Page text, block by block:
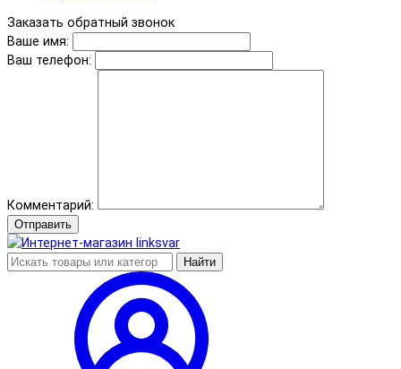
Заказать обратный звонок
Ваше имя:
Ваш телефон:
Комментарий:
Отправить
Найти